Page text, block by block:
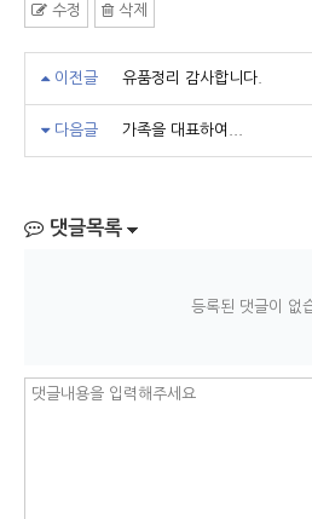
수정 삭제
이전글 유품정리 감사합니다.
다음글 가족을 대표하여...
댓글목록
등록된 댓글이 없